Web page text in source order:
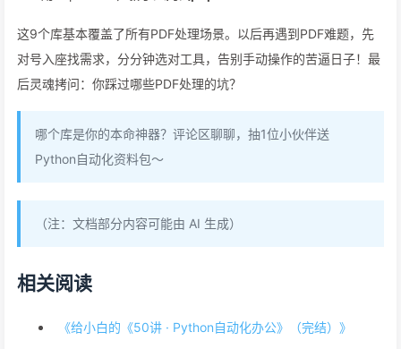
这9个库基本覆盖了所有PDF处理场景。以后再遇到PDF难题，先
对号入座找需求，分分钟选对工具，告别手动操作的苦逼日子！最
后灵魂拷问：你踩过哪些PDF处理的坑？
哪个库是你的本命神器？评论区聊聊，抽1位小伙伴送
Python自动化资料包～
（注：文档部分内容可能由 AI 生成）
相关阅读
《给小白的《50讲 · Python自动化办公》（完结）》